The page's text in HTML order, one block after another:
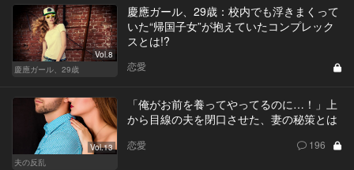
Vol.8
慶應ガール、29歳
慶應ガール、29歳：校内でも浮きまくって
いた“帰国子女”が抱えていたコンプレック
スとは!?
恋愛
Vol.13
夫の反乱
「俺がお前を養ってやってるのに…！」上
から目線の夫を閉口させた、妻の秘策とは
恋愛 196